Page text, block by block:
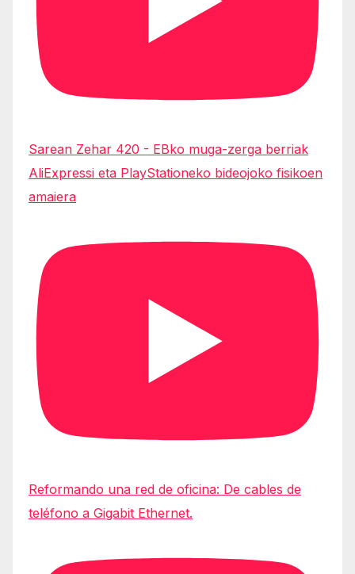
Sarean Zehar 420 - EBko muga-zerga berriak
AliExpressi eta PlayStationeko bideojoko fisikoen
amaiera
Reformando una red de oficina: De cables de
teléfono a Gigabit Ethernet.